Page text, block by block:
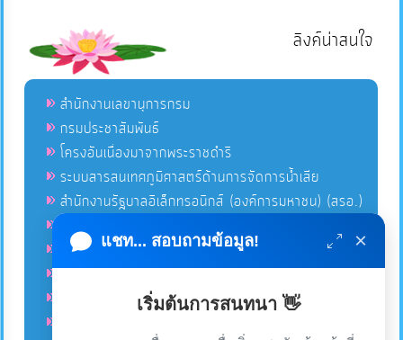
แชท... สอบถามข้อมูล! ×
เริ่มต้นการสนทนา 👋
ลิงค์น่าสนใจ
สำนักงานเลขานุการกรม
กรมประชาสัมพันธ์
โครงอันเนื่องมาจากพระราชดำริ
ระบบสารสนเทศภูมิศาสตร์ด้านการจัดการน้ำเสีย
สำนักงานรัฐบาลอิเล็กทรอนิกส์ (องค์การมหาชน) (สรอ.)
โครงการอนุรักษ์พันธุกรรมพืชอันเนื่องมาจากพระราชดำริ
คลังข่าวมหาไทย
คู่มือตาม พ.ร.บ.อำนวยความสดวกฯ
ฐานข้อมูลหน่วยงานภาครัฐ (INFO)